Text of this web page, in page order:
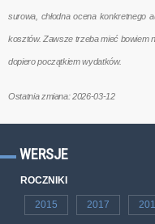
surowa, chłodna ocena konkretnego
kosztów. Zawsze trzeba mieć bowiem
dopiero początkiem wydatków.
Ostatnia zmiana: 2026-03-12
WERSJE
ROCZNIKI
2015 2017